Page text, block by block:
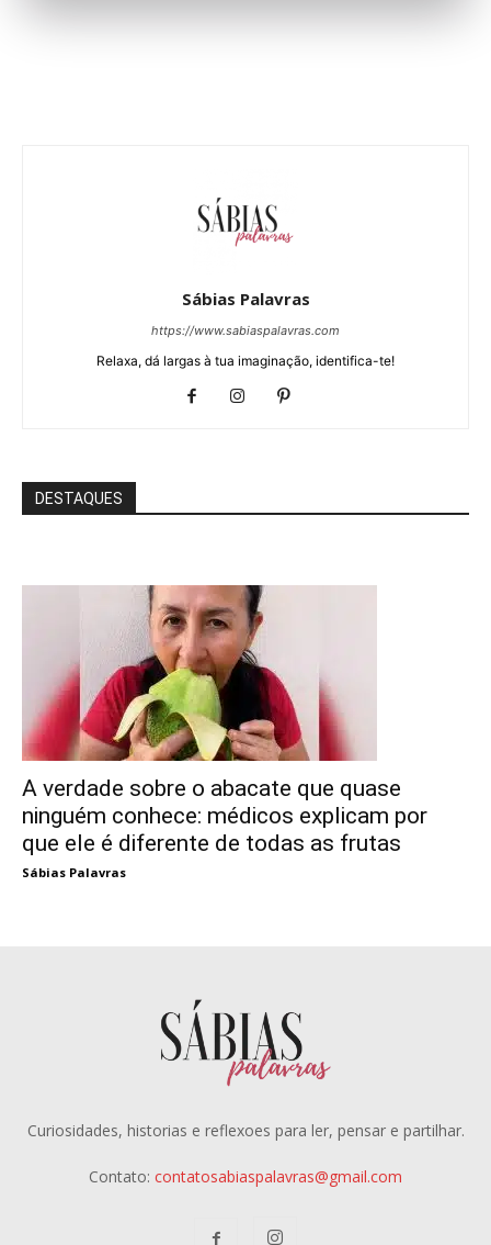
Sábias Palavras
https://www.sabiaspalavras.com
Relaxa, dá largas à tua imaginação, identifica-te!
DESTAQUES
A verdade sobre o abacate que quase
ninguém conhece: médicos explicam por
que ele é diferente de todas as frutas
Sábias Palavras
Curiosidades, historias e reflexoes para ler, pensar e partilhar.
Contato: contatosabiaspalavras@gmail.com